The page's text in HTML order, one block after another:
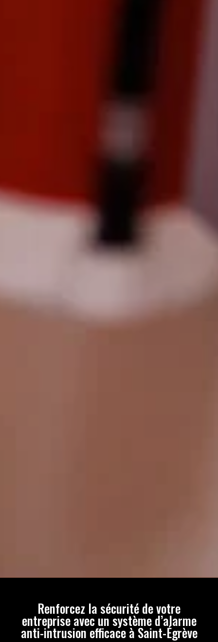
Renforcez la sécurité de votre
entreprise avec un système d’alarme
anti-intrusion efficace à Saint-Égrève